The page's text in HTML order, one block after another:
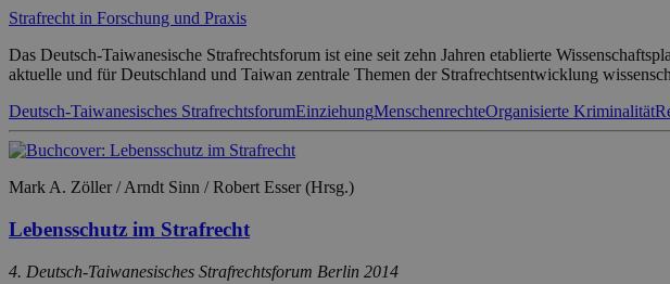
Strafrecht in Forschung und Praxis
Das Deutsch-Taiwanesische Strafrechtsforum ist eine seit zehn Jahren etablierte
aktuelle und für Deutschland und Taiwan zentrale Themen der Strafrechtsentwicklung
Deutsch-Taiwanesisches StrafrechtsforumEinziehungMenschenrechteOrganisierte Kriminalität
Mark A. Zöller / Arndt Sinn / Robert Esser (Hrsg.)
Lebensschutz im Strafrecht
4. Deutsch-Taiwanesisches Strafrechtsforum Berlin 2014